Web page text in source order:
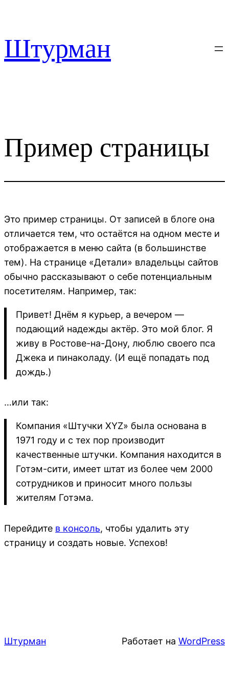
содержимому
Штурман
Пример страницы
Это пример страницы. От записей в блоге она
отличается тем, что остаётся на одном месте и
отображается в меню сайта (в большинстве
тем). На странице «Детали» владельцы сайтов
обычно рассказывают о себе потенциальным
посетителям. Например, так:
Привет! Днём я курьер, а вечером —
подающий надежды актёр. Это мой блог. Я
живу в Ростове-на-Дону, люблю своего пса
Джека и пинаколаду. (И ещё попадать под
дождь.)
…или так:
Компания «Штучки XYZ» была основана в
1971 году и с тех пор производит
качественные штучки. Компания находится в
Готэм-сити, имеет штат из более чем 2000
сотрудников и приносит много пользы
жителям Готэма.
Перейдите в консоль, чтобы удалить эту
страницу и создать новые. Успехов!
Штурман Работает на WordPress